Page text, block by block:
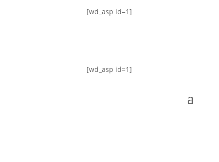
[wd_asp id=1]
[wd_asp id=1]